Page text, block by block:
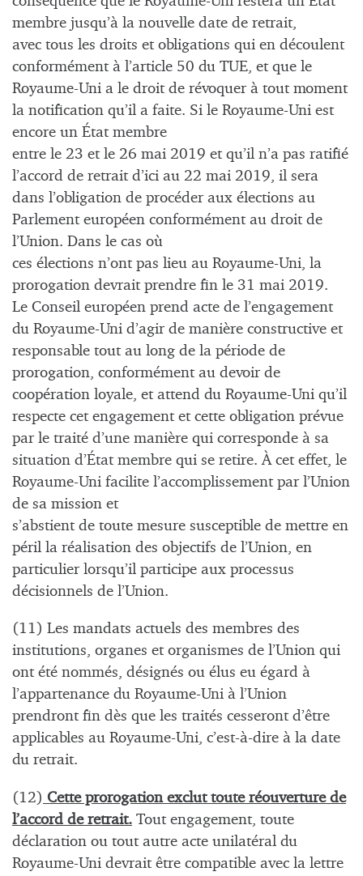
membre jusqu’à la nouvelle date de retrait,
avec tous les droits et obligations qui en découlent
conformément à l’article 50 du TUE, et que le
Royaume-Uni a le droit de révoquer à tout moment
la notification qu’il a faite. Si le Royaume-Uni est
encore un État membre
entre le 23 et le 26 mai 2019 et qu’il n’a pas ratifié
l’accord de retrait d’ici au 22 mai 2019, il sera
dans l’obligation de procéder aux élections au
Parlement européen conformément au droit de
l’Union. Dans le cas où
ces élections n’ont pas lieu au Royaume-Uni, la
prorogation devrait prendre fin le 31 mai 2019.
Le Conseil européen prend acte de l’engagement
du Royaume-Uni d’agir de manière constructive et
responsable tout au long de la période de
prorogation, conformément au devoir de
coopération loyale, et attend du Royaume-Uni qu’il
respecte cet engagement et cette obligation prévue
par le traité d’une manière qui corresponde à sa
situation d’État membre qui se retire. À cet effet, le
Royaume-Uni facilite l’accomplissement par l’Union
de sa mission et
s’abstient de toute mesure susceptible de mettre en
péril la réalisation des objectifs de l’Union, en
particulier lorsqu’il participe aux processus
décisionnels de l’Union.
(11) Les mandats actuels des membres des
institutions, organes et organismes de l’Union qui
ont été nommés, désignés ou élus eu égard à
l’appartenance du Royaume-Uni à l’Union
prendront fin dès que les traités cesseront d’être
applicables au Royaume-Uni, c’est-à-dire à la date
du retrait.
(12) Cette prorogation exclut toute réouverture de
l’accord de retrait. Tout engagement, toute
déclaration ou tout autre acte unilatéral du
Royaume-Uni devrait être compatible avec la lettre